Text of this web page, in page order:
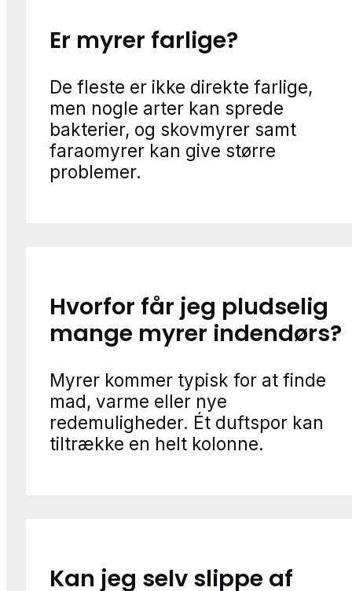
Er myrer farlige?
De fleste er ikke direkte farlige,
men nogle arter kan sprede
bakterier, og skovmyrer samt
faraomyrer kan give større
problemer.
Hvorfor får jeg pludselig
mange myrer indendørs?
Myrer kommer typisk for at finde
mad, varme eller nye
redemuligheder. Ét duftspor kan
tiltrække en helt kolonne.
Kan jeg selv slippe af